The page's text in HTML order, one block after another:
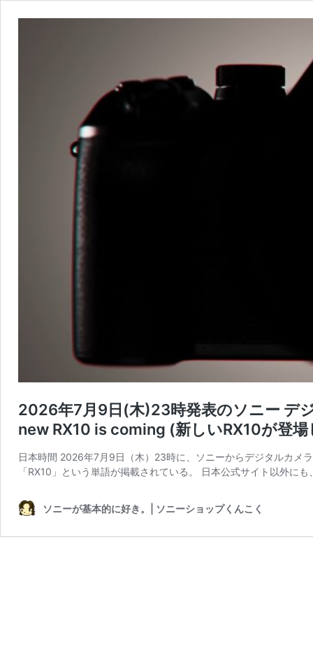
2026年7月9日(木)23時発表のソニー デ
new RX10 is coming (新しいRX10が登
日本時間 2026年7月9日（木）23時に、ソニーからデジタルカメ
「RX10」という単語が掲載されている。 日本公式サイト以外に
ソニーが基本的に好き。| ソニーショップくんこく